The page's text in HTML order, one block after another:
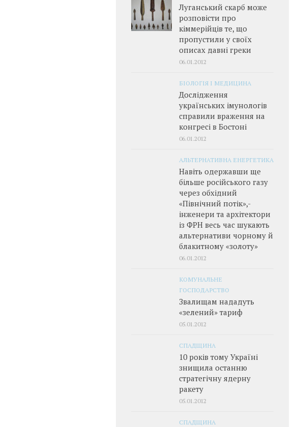
Луганський скарб може
розповісти про
кіммерійців те, що
пропустили у своїх
описах давні греки
06.01.2012
БІОЛОГІЯ І МЕДИЦИНА
Дослідження
українських імунологів
справили враження на
конгресі в Бостоні
06.01.2012
АЛЬТЕРНАТИВНА ЕНЕРГЕТИКА
Навіть одержавши ще
більше російського газу
через обхідний
«Північний потік»,­
інженери та архітектори
із ФРН весь час шукають
альтернативи чорному й
блакитному «золоту»
06.01.2012
КОМУНАЛЬНЕ
ГОСПОДАРСТВО
Звалищам нададуть
«зелений» тариф
05.01.2012
СПАДЩИНА
10 років тому Україні
знищила останню
стратегічну ядерну
ракету
05.01.2012
СПАДЩИНА